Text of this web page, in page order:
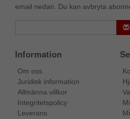
email nedan. Du kan avbryta
Information
Om oss
Juridisk information
Allmänna villkor
Integritetspolicy
Leverans